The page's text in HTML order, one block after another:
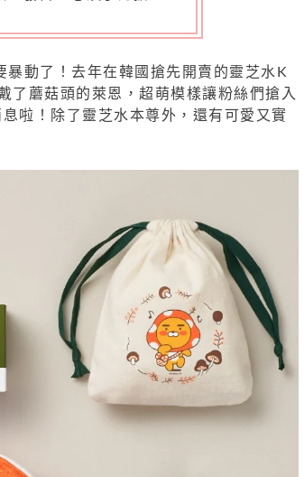
暴動了！去年在韓國搶先開賣的靈芝水K
了蘑菇頭的萊恩，超萌模樣讓粉絲們搶入
啦！除了靈芝水本尊外，還有可愛又實